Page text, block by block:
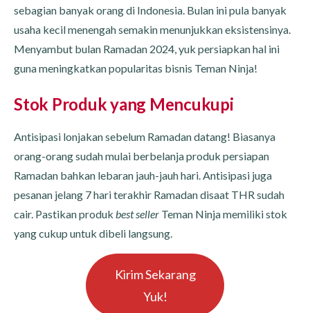
sebagian banyak orang di Indonesia. Bulan ini pula banyak
usaha kecil menengah semakin menunjukkan eksistensinya.
Menyambut bulan Ramadan 2024, yuk persiapkan hal ini
guna meningkatkan popularitas bisnis Teman Ninja!
Stok Produk yang Mencukupi
Antisipasi lonjakan sebelum Ramadan datang! Biasanya
orang-orang sudah mulai berbelanja produk persiapan
Ramadan bahkan lebaran jauh-jauh hari. Antisipasi juga
pesanan jelang 7 hari terakhir Ramadan disaat THR sudah
cair. Pastikan produk best seller Teman Ninja memiliki stok
yang cukup untuk dibeli langsung.
Kirim Sekarang
Yuk!